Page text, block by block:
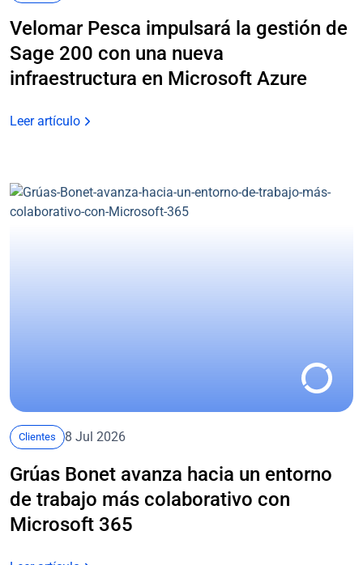
Velomar Pesca impulsará la gestión de
Sage 200 con una nueva
infraestructura en Microsoft Azure
Leer artículo
Clientes 8 Jul 2026
Grúas Bonet avanza hacia un entorno
de trabajo más colaborativo con
Microsoft 365